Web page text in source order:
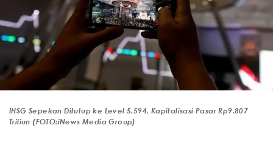
IHSG Sepekan Ditutup ke Level 5.594, Kapitalisasi Pasar Rp9.807
Triliun (FOTO:iNews Media Group)